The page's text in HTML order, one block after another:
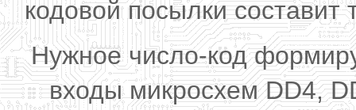
кодовой посылки
Нужное число-код
входы микросхем DD4,